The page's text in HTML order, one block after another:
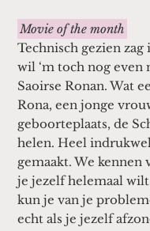
Movie of the month
Technisch gezien
wil ‘m toch nog
Saoirse Ronan. Wat
Rona, een jonge
geboorteplaats, de
helen. Heel
gemaakt. We kennen
je jezelf helemaal
kun je van je
echt als je jezelf